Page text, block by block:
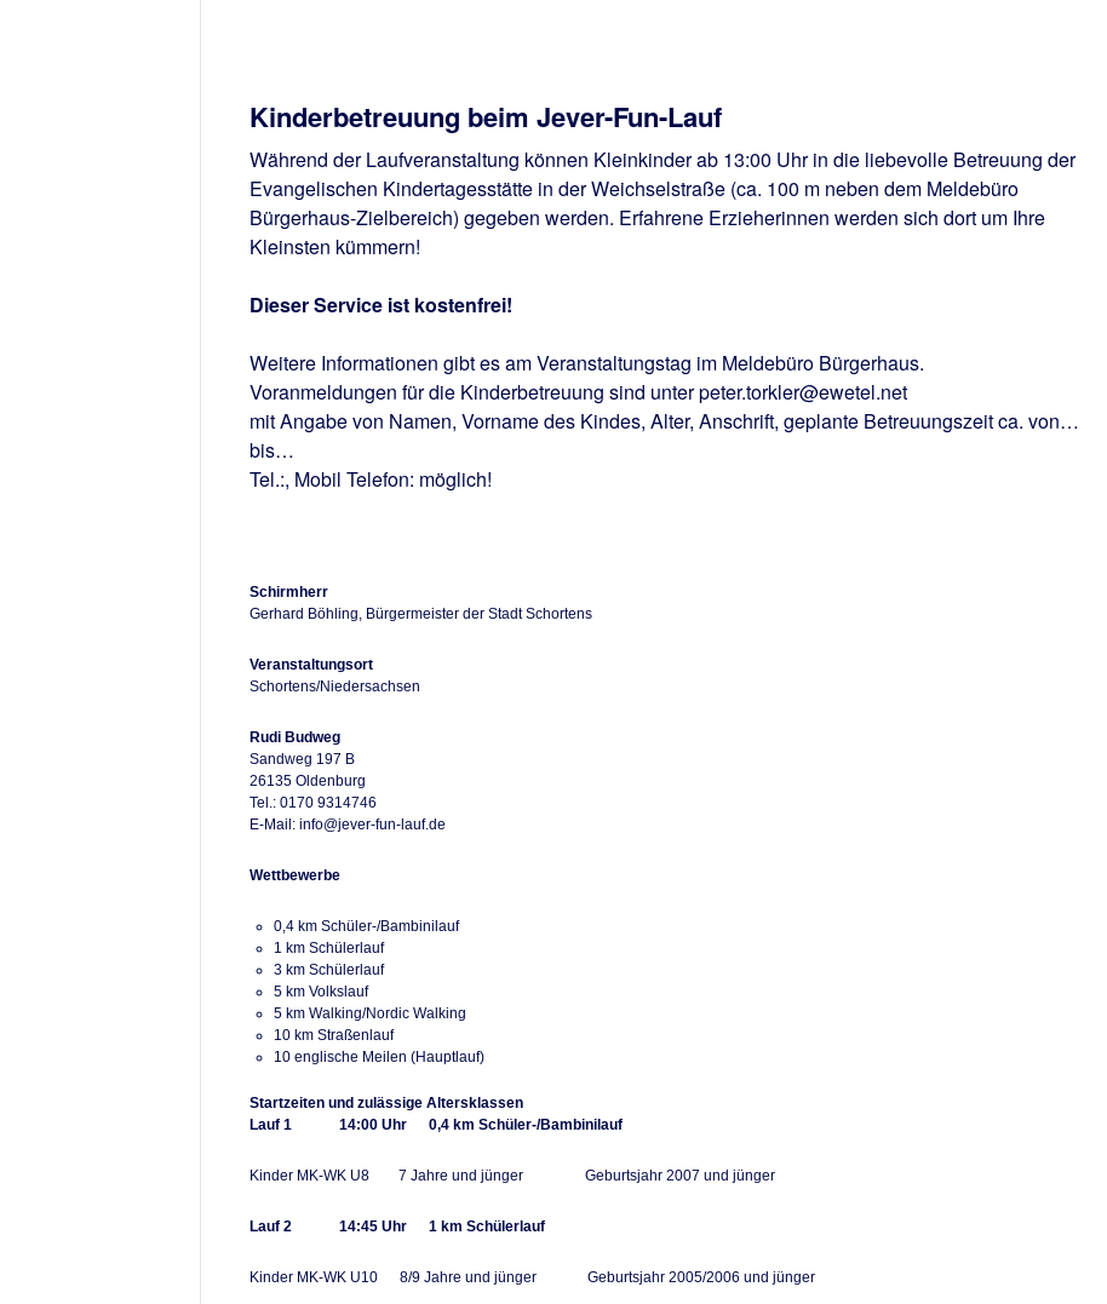
Kinderbetreuung beim Jever-Fun-Lauf
Während der Laufveranstaltung können Kleinkinder ab 13:00 Uhr in die liebevolle Betreuung der
Evangelischen Kindertagesstätte in der Weichselstraße (ca. 100 m neben dem Meldebüro
Bürgerhaus-Zielbereich) gegeben werden. Erfahrene Erzieherinnen werden sich dort um Ihre
Kleinsten kümmern!
Dieser Service ist kostenfrei!
Weitere Informationen gibt es am Veranstaltungstag im Meldebüro Bürgerhaus.
Voranmeldungen für die Kinderbetreuung sind unter peter.torkler@ewetel.net
mit Angabe von Namen, Vorname des Kindes, Alter, Anschrift, geplante Betreuungszeit ca. von…
bis…
Tel.:, Mobil Telefon: möglich!
Schirmherr
Gerhard Böhling, Bürgermeister der Stadt Schortens
Veranstaltungsort
Schortens/Niedersachsen
Rudi Budweg
Sandweg 197 B
26135 Oldenburg
Tel.: 0170 9314746
E-Mail: info@jever-fun-lauf.de
Wettbewerbe
0,4 km Schüler-/Bambinilauf
1 km Schülerlauf
3 km Schülerlauf
5 km Volkslauf
5 km Walking/Nordic Walking
10 km Straßenlauf
10 englische Meilen (Hauptlauf)
Startzeiten und zulässige Altersklassen
Lauf 1
14:00 Uhr 0,4 km Schüler-/Bambinilauf
Kinder MK-WK U8 7 Jahre und jünger Geburtsjahr 2007 und jünger
Lauf 2 14:45 Uhr 1 km Schülerlauf
Kinder MK-WK U10 8/9 Jahre und jünger Geburtsjahr 2005/2006 und jünger